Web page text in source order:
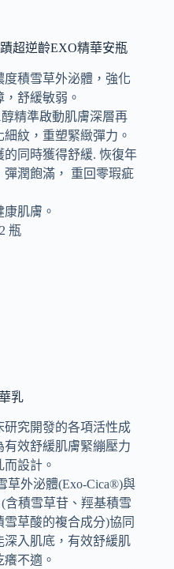
超逆齡EXO精華安瓶
度積雪草外泌體，強化
，舒緩敏弱。
精準啟動肌膚深層再
細紋，重塑緊緻彈力。
的同時獲得舒緩. 恢復年
彈潤飽滿， 重回零瑕疵
肌膚。
瓶
乳
研究開發的各項活性成
有效舒緩肌膚緊繃壓力
而設計。
草外泌體(Exo-Cica®)與
含積雪草苷、羥基積雪
雪草酸的複合成分)協同
深入肌底，有效舒緩肌
癢不適。